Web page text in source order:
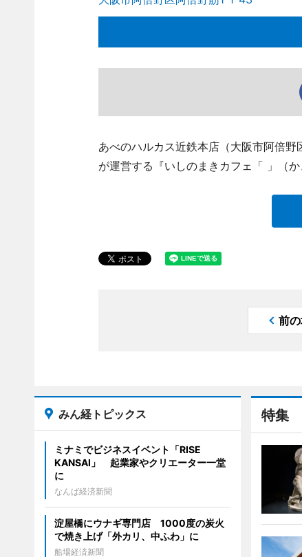
あべのハルカス近鉄本店（大阪市阿倍
が運営する『いしのまきカフェ「 」（か
前
特集
みん経トピックス
ミナミでビジネスイベント「RISE
KANSAI」 起業家やクリエーター一堂
に
なんば経済新聞
淀屋橋にウナギ専門店 1000度の炭火
で焼き上げ「外カリ、中ふわ」に
船場経済新聞